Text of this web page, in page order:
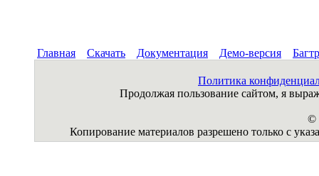
Главная Скачать Документация Демо-версия
Политика
Продолжая пользование сайтом, я
©
Копирование материалов разрешено только с